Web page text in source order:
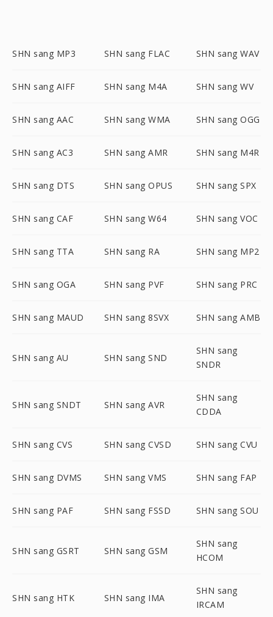
SHN sang MP3 SHN sang FLAC SHN sang WAV
SHN sang AIFF SHN sang M4A SHN sang WV
SHN sang AAC SHN sang WMA SHN sang OGG
SHN sang AC3 SHN sang AMR SHN sang M4R
SHN sang DTS SHN sang OPUS SHN sang SPX
SHN sang CAF SHN sang W64 SHN sang VOC
SHN sang TTA SHN sang RA SHN sang MP2
SHN sang OGA SHN sang PVF SHN sang PRC
SHN sang MAUD SHN sang 8SVX SHN sang AMB
SHN sang AU SHN sang SND
SHN sang
SNDR
SHN sang SNDT SHN sang AVR
SHN sang
CDDA
SHN sang CVS SHN sang CVSD SHN sang CVU
SHN sang DVMS SHN sang VMS SHN sang FAP
SHN sang PAF SHN sang FSSD SHN sang SOU
SHN sang GSRT SHN sang GSM
SHN sang
HCOM
SHN sang HTK SHN sang IMA
SHN sang
IRCAM